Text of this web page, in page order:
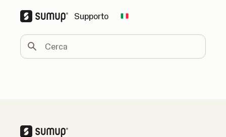
Supporto Change country
Cerca